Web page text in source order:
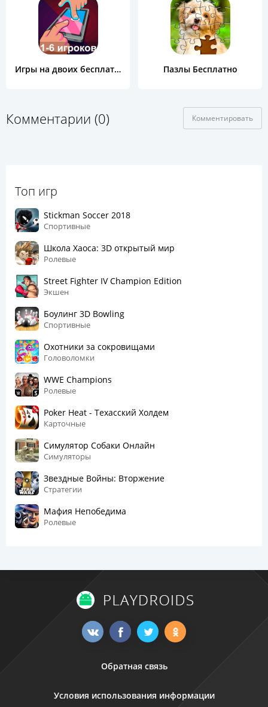
Игры на двоих бесплатно Пазлы Бесплатно
Комментарии (0) Комментировать
Топ игр
Stickman Soccer 2018
Спортивные
Школа Хаоса: 3D открытый мир
Ролевые
Street Fighter IV Champion Edition
Экшен
Боулинг 3D Bowling
Спортивные
Охотники за сокровищами
Головоломки
WWE Champions
Ролевые
Poker Heat - Техасский Холдем
Карточные
Симулятор Собаки Онлайн
Симуляторы
Звездные Войны: Вторжение
Стратегии
Мафия Непобедима
Ролевые
Обратная связь
Условия использования информации